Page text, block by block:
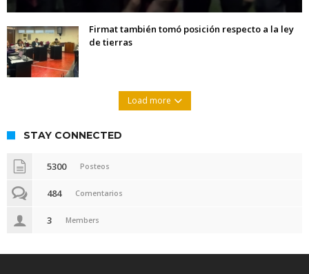
Firmat también tomó posición respecto a la ley
de tierras
Load more
STAY CONNECTED
5300 Posteos
484 Comentarios
3 Members